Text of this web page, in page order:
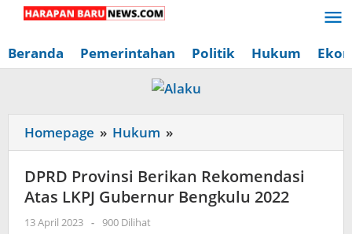
Lewati
konten
Beranda Pemerintahan Politik Hukum
Homepage » Hukum »
Provinsi
Berikan
Rekomendasi
DPRD Provinsi Berikan Rekomendasi
Atas LKPJ Gubernur Bengkulu 2022
13 April 2023 oleh
- 900 Dilihat